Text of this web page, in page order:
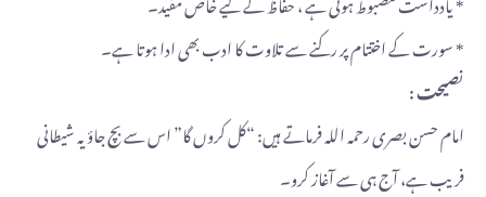
* سورت کے اختتام پر رکنے سے تلاوت کا ادب بھی ادا ہوتا ہے۔
نصیحت :
امام حسن بصری رحمہ اللہ فرماتے ہیں: “کل کروں گا” اس سے بچ جاؤ یہ شیطانی
فریب ہے، آج ہی سے آغاز کرو۔